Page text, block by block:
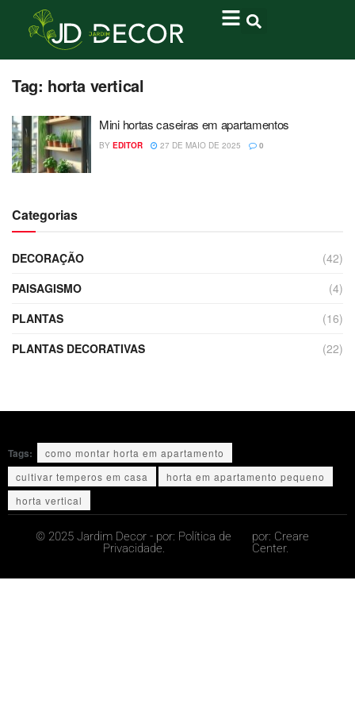
Tag: horta vertical
Mini hortas caseiras em apartamentos
BY EDITOR 27 DE MAIO DE 2025 0
Categorias
DECORAÇÃO
(42)
PAISAGISMO
(4)
PLANTAS
(16)
PLANTAS DECORATIVAS
(22)
Tags:
como montar horta em apartamento
cultivar temperos em casa
horta em apartamento pequeno
horta vertical
© 2025 Jardim Decor - por: Política de
Privacidade.
por: Creare
Center.